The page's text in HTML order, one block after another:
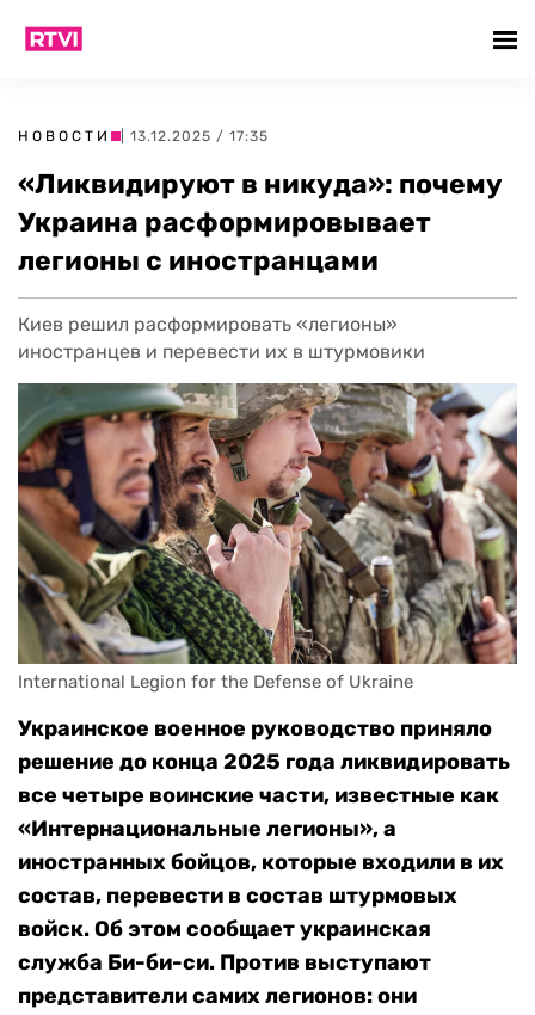
НОВОСТИ | 13.12.2025 / 17:35
«Ликвидируют в никуда»: почему
Украина расформировывает
легионы с иностранцами
Киев решил расформировать «легионы»
иностранцев и перевести их в штурмовики
International Legion for the Defense of Ukraine
Украинское военное руководство приняло
решение до конца 2025 года ликвидировать
все четыре воинские части, известные как
«Интернациональные легионы», а
иностранных бойцов, которые входили в их
состав, перевести в состав штурмовых
войск. Об этом сообщает украинская
служба Би-би-си. Против выступают
представители самих легионов: они